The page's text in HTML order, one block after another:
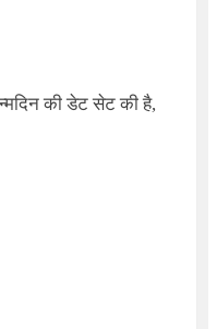
की डेट सेट की है,